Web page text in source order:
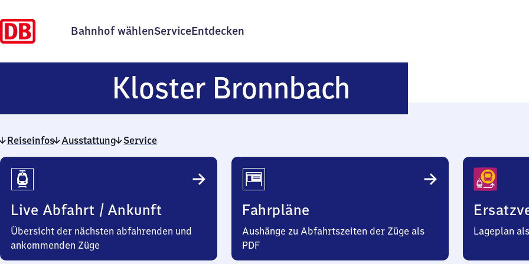
Bahnhof wählenServiceEntdecken
Kloster Bronnbach
Bronnbach
Reiseinfos Ausstattung Service
Reiseinfos
Live Abfahrt / Ankunft
Übersicht der nächsten abfahrenden und
ankommenden Züge
Fahrpläne
Aushänge zu Abfahrtszeiten der Züge als
PDF
Lageplan